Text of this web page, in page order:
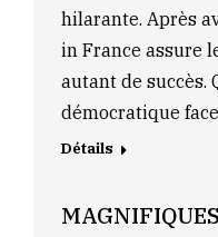
hilarante. Après
in France assure
autant de succès.
démocratique
Détails
MAGNIFIQUES